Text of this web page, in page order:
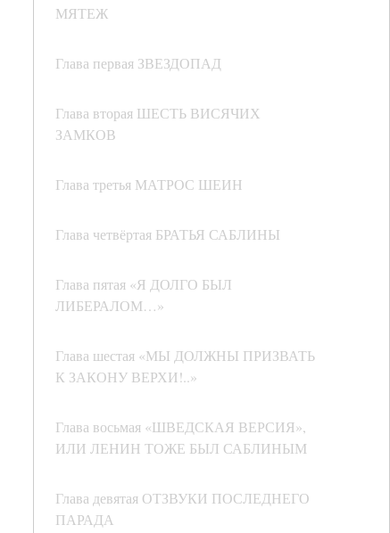
МЯТЕЖ
Глава первая ЗВЕЗДОПАД
Глава вторая ШЕСТЬ ВИСЯЧИХ
ЗАМКОВ
Глава третья МАТРОС ШЕИН
Глава четвёртая БРАТЬЯ САБЛИНЫ
Глава пятая «Я ДОЛГО БЫЛ
ЛИБЕРАЛОМ…»
Глава шестая «МЫ ДОЛЖНЫ ПРИЗВАТЬ
К ЗАКОНУ ВЕРХИ!..»
Глава восьмая «ШВЕДСКАЯ ВЕРСИЯ»,
ИЛИ ЛЕНИН ТОЖЕ БЫЛ САБЛИНЫМ
Глава девятая ОТЗВУКИ ПОСЛЕДНЕГО
ПАРАДА